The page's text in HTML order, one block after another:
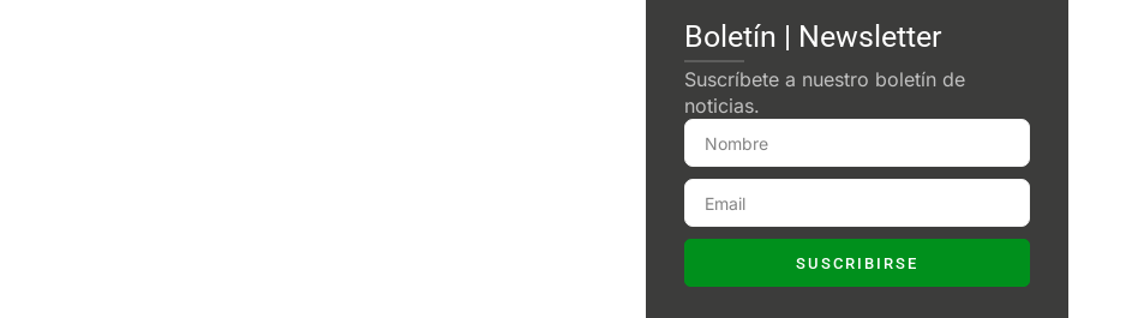
Boletín | Newsletter
Suscríbete a nuestro boletín de
noticias.
SUSCRIBIRSE